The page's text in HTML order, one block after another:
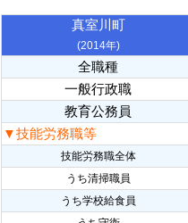
真室川町
(2014年)
全職種
一般行政職
教育公務員
▼技能労務職等
技能労務職全体
うち清掃職員
うち学校給食員